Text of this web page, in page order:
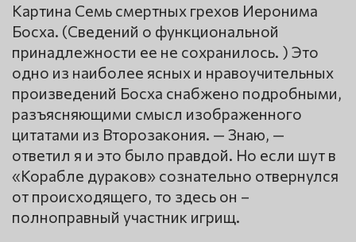
Картина Семь смертных грехов Иеронима
Босха. (Сведений о функциональной
принадлежности ее не сохранилось. ) Это
одно из наиболее ясных и нравоучительных
произведений Босха снабжено подробными,
разъясняющими смысл изображенного
цитатами из Второзакония. — Знаю, —
ответил я и это было правдой. Но если шут в
«Корабле дураков» сознательно отвернулся
от происходящего, то здесь он –
полноправный участник игрищ.